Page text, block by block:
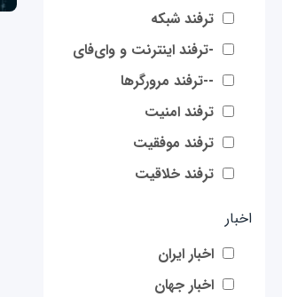
ترفند شبکه
-ترفند اینترنت و وای‌فای
--ترفند مرورگرها
ترفند امنیت
ترفند موفقیت
ترفند خلاقیت
اخبار
اخبار ایران
اخبار جهان